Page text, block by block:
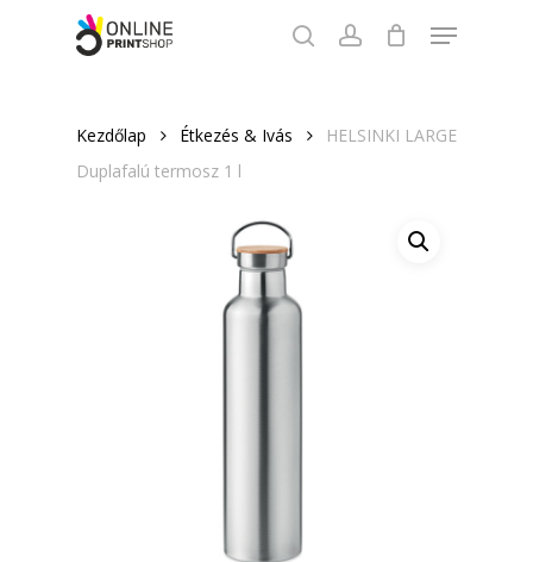
searchaccount
Menu
Kezdőlap Étkezés & Ivás
HELSINKI LARGE
Duplafalú termosz 1 l